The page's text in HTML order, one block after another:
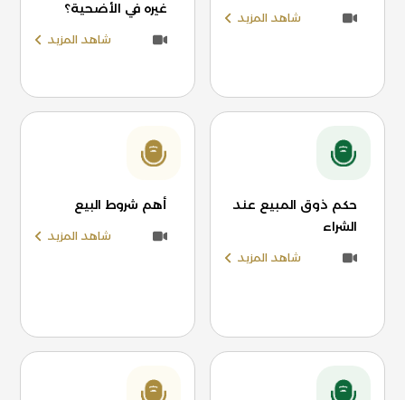
شاهد المزيد
غيره في الأضحية؟
شاهد المزيد
حكم ذوق المبيع عند
الشراء
شاهد المزيد
أهم شروط البيع
شاهد المزيد